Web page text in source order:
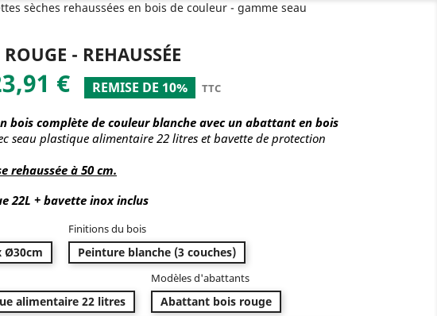
sèches rehaussées en bois de couleur - gamme seau
- REHAUSSÉE
€ REMISE DE 10% TTC
bois complète de couleur blanche avec un abattant en bois
seau plastique alimentaire 22 litres et bavette de protection
rehaussée à 50 cm.
Ø30cm
Finitions du bois
Peinture blanche (3 couches)
alimentaire 22 litres
Modèles d'abattants
Abattant bois rouge